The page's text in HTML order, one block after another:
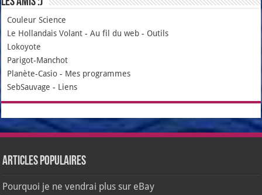
Couleur Science
Le Hollandais Volant -Au fil du web - Outils
Lokoyote
Parigot-Manchot
Planète-Casio - Mes programmes
SebSauvage - Liens
Articles populaires
Pourquoi je ne vendrai plus sur eBay